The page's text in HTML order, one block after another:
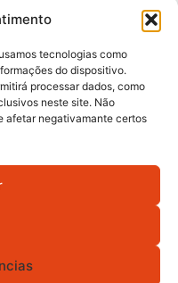
tecnologias como
do dispositivo.
processar dados, como
neste site. Não
afetar negativamante certos
risco